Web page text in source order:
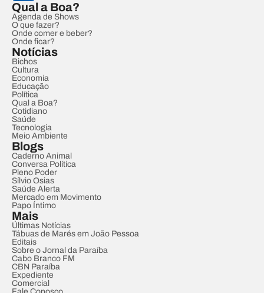
Qual a Boa?
Agenda de Shows
O que fazer?
Onde comer e beber?
Onde ficar?
Notícias
Bichos
Cultura
Economia
Educação
Política
Qual a Boa?
Cotidiano
Saúde
Tecnologia
Meio Ambiente
Blogs
Caderno Animal
Conversa Política
Pleno Poder
Sílvio Osias
Saúde Alerta
Mercado em Movimento
Papo Íntimo
Mais
Últimas Notícias
Tábuas de Marés em João Pessoa
Editais
Sobre o Jornal da Paraíba
Cabo Branco FM
CBN Paraíba
Expediente
Comercial